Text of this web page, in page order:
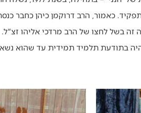
כאמור, הרב דרוקמן כיהן כחבר
בתודעת תלמיד תמידית עד שהוא